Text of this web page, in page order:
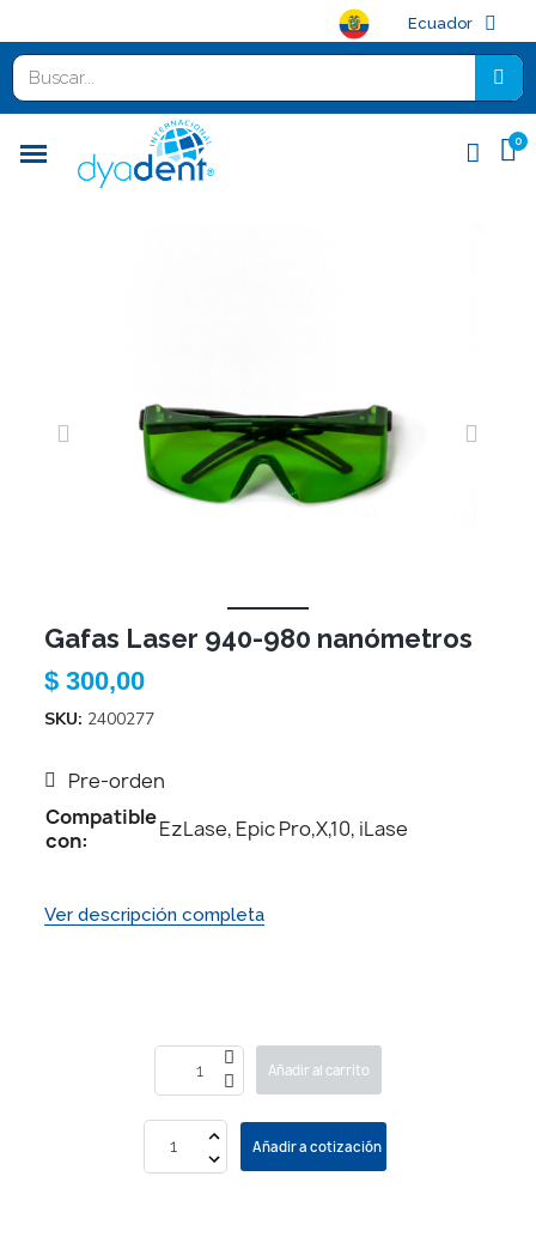
Ecuador
Gafas Laser 940-980 nanómetros
SKU 2400277
$ 300,00
Pre-orden
Compatible
con:
EzLase, Epic Pro,X,10, iLase
Ver descripción completa
Añadir al carrito
Añadir a cotización